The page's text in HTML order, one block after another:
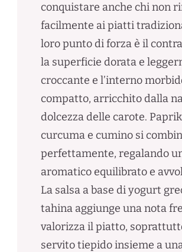
conquistare anche chi non
facilmente ai piatti
loro punto di forza è il
la superficie dorata e
croccante e l’interno
compatto, arricchito dalla
dolcezza delle carote.
curcuma e cumino si
perfettamente, regalando
aromatico equilibrato e
La salsa a base di yogurt
tahina aggiunge una nota
valorizza il piatto,
servito tiepido insieme a